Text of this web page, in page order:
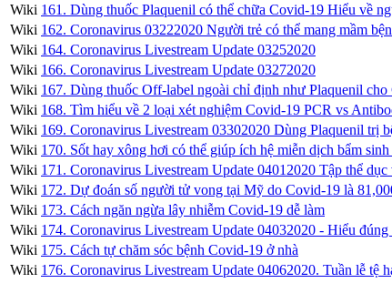
Wiki 161. Dùng thuốc Plaquenil có thể chữa Covid-19 Hiểu về
Wiki 162. Coronavirus 03222020 Người trẻ có thể mang mầm
Wiki 164. Coronavirus Livestream Update 03252020
Wiki 166. Coronavirus Livestream Update 03272020
Wiki 167. Dùng thuốc Off-label ngoài chỉ định như Plaquenil
Wiki 168. Tìm hiểu về 2 loại xét nghiệm Covid-19 PCR vs
Wiki 169. Coronavirus Livestream 03302020 Dùng Plaquenil trị
Wiki 170. Sốt hay xông hơi có thể giúp ích hệ miễn dịch bẩm
Wiki 171. Coronavirus Livestream Update 04012020 Tập thể
Wiki 172. Dự đoán số người tử vong tại Mỹ do Covid-19 là
Wiki 173. Cách ngăn ngừa lây nhiễm Covid-19 dễ làm
Wiki 174. Coronavirus Livestream Update 04032020 - Hiểu
Wiki 175. Cách tự chăm sóc bệnh Covid-19 ở nhà
Wiki 176. Coronavirus Livestream Update 04062020. Tuần lễ tệ